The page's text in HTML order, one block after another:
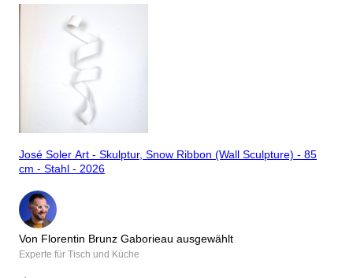
José Soler Art - Skulptur, Snow Ribbon (Wall Sculpture) - 85
cm - Stahl - 2026
Von Florentin Brunz Gaborieau ausgewählt
Experte für Tisch und Küche